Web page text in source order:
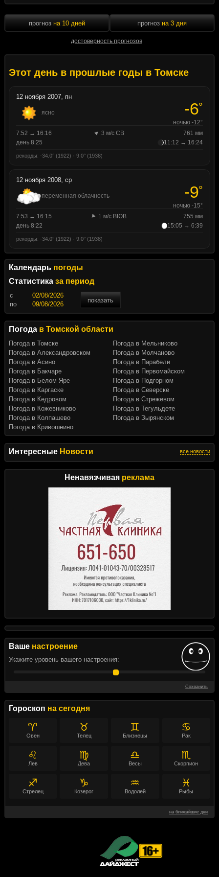
Интересные Новости все новости
Ненавязчивая реклама
Ваше настроение
Укажите уровень вашего настроения:
Сохранить
Гороскоп на сегодня
♈
Овен
♉
Телец
♊
Близнецы
♋
Рак
♌
Лев
♍
Дева
♎
Весы
♏
Скорпион
♐
Стрелец
♑
Козерог
♒
Водолей
♓
Рыбы
на ближайшие дни
прогноз на 10 дней
достоверность прогнозов
прогноз на 3 дня
Этот день в прошлые годы в Томске
12 ноября 2007, пн
ясно -6°
ночью -12°
7:52 → 16:16
3 м/с СВ
761 мм
день 8:25
11:12 → 16:24
рекорды: -34.0° (1922) · 9.0° (1938)
12 ноября 2008, ср
переменная облачность -9°
ночью -15°
7:53 → 16:15
1 м/с ВЮВ
755 мм
день 8:22
15:05 → 6:39
рекорды: -34.0° (1922) · 9.0° (1938)
Календарь погоды
Статистика за период
c
показать
по
Погода в Томской области
Погода в Томске
Погода в Александровском
Погода в Асино
Погода в Бакчаре
Погода в Белом Яре
Погода в Каргаске
Погода в Кедровом
Погода в Кожевниково
Погода в Колпашево
Погода в Кривошеино
Погода в Мельниково
Погода в Молчаново
Погода в Парабели
Погода в Первомайском
Погода в Подгорном
Погода в Северске
Погода в Стрежевом
Погода в Тегульдете
Погода в Зырянском